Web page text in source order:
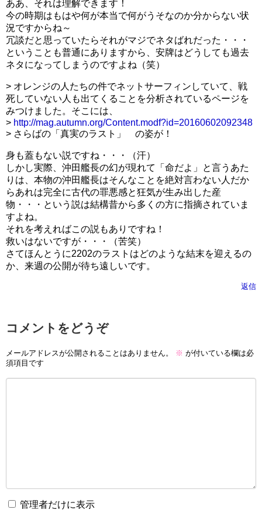
ああ、それは理解できます！
今の時期はもはや何が本当で何がうそなのか分からない状
況ですからね～
冗談だと思っていたらそれがマジでネタばれだった・・・
ということも普通にありますから、安牌はどうしても過去
ネタになってしまうのですよね（笑）
> オレンジの人たちの件でネットサーフィンしていて、戦
死していない人も出てくることを分析されているページを
みつけました。そこには、
> http://mag.autumn.org/Content.modf?id=20160602092348
> さらばの「真実のラスト」 の姿が！
身も蓋もない説ですね・・・（汗）
しかし実際、沖田艦長の幻が現れて「命だよ」と言うあた
りは、本物の沖田艦長はそんなことを絶対言わない人だか
らあれは完全に古代の罪悪感と狂気が生み出した産
物・・・という説は結構昔から多くの方に指摘されていま
すよね。
それを考えればこの説もありですね！
救いはないですが・・・（苦笑）
さてほんとうに2202のラストはどのような結末を迎えるの
か、来週の公開が待ち遠しいです。
返信
コメントをどうぞ
メールアドレスが公開されることはありません。 ※ が付いている欄は必
須項目です
管理者だけに表示